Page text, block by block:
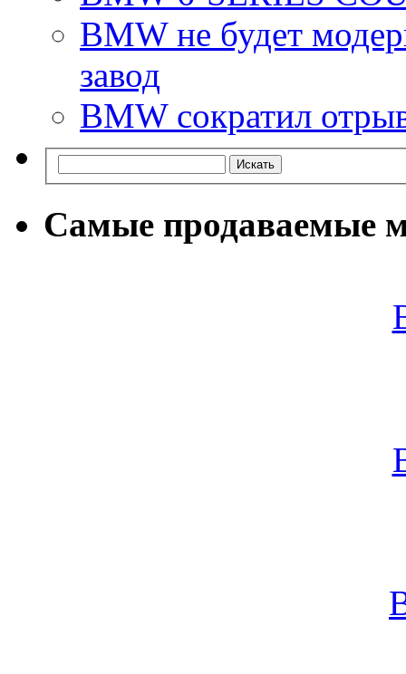
BMW не будет
завод
BMW сократил
Самые продаваемые